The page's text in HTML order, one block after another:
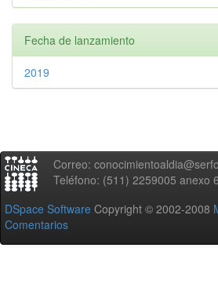
Fecha de lanzamiento
2019
Correo:
Teléfono: (511) 2259005 anexo
DSpace Software Copyright © 2002-2008
Comentarios